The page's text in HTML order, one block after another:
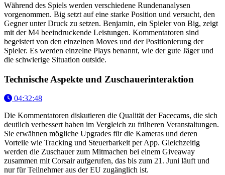
Während des Spiels werden verschiedene Rundenanalysen
vorgenommen. Big setzt auf eine starke Position und versucht, den
Gegner unter Druck zu setzen. Benjamin, ein Spieler von Big, zeigt
mit der M4 beeindruckende Leistungen. Kommentatoren sind
begeistert von den einzelnen Moves und der Positionierung der
Spieler. Es werden einzelne Plays benannt, wie der gute Jäger und
die schwierige Situation outside.
Technische Aspekte und Zuschauerinteraktion
04:32:48
Die Kommentatoren diskutieren die Qualität der Facecams, die sich
deutlich verbessert haben im Vergleich zu früheren Veranstaltungen.
Sie erwähnen mögliche Upgrades für die Kameras und deren
Vorteile wie Tracking und Steuerbarkeit per App. Gleichzeitig
werden die Zuschauer zum Mitmachen bei einem Giveaway
zusammen mit Corsair aufgerufen, das bis zum 21. Juni läuft und
nur für Teilnehmer aus der EU zugänglich ist.